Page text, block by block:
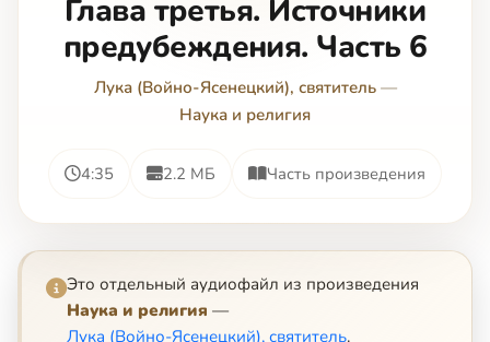
Глава третья. Источники
предубеждения. Часть 6
Лука (Войно-Ясенецкий), святитель—
Наука и религия
4:35 2.2 МБ Часть произведения
Это отдельный аудиофайл из произведения
Наука и религия —
Лука (Войно-Ясенецкий), святитель.